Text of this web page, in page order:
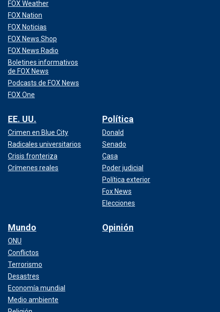
FOX Weather
FOX Nation
FOX Noticias
FOX News Shop
FOX News Radio
Boletines informativos
de FOX News
Podcasts de FOX News
FOX One
EE. UU.
Crimen en Blue City
Radicales universitarios
Crisis fronteriza
Crímenes reales
Política
Donald
Senado
Casa
Poder judicial
Política exterior
Fox News
Elecciones
Mundo
ONU
Conflictos
Terrorismo
Desastres
Economía mundial
Medio ambiente
Opinión